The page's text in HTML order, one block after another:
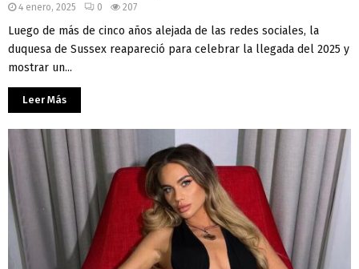
4 enero, 2025 0 207
Luego de más de cinco años alejada de las redes sociales, la
duquesa de Sussex reapareció para celebrar la llegada del 2025 y
mostrar un...
Leer Más